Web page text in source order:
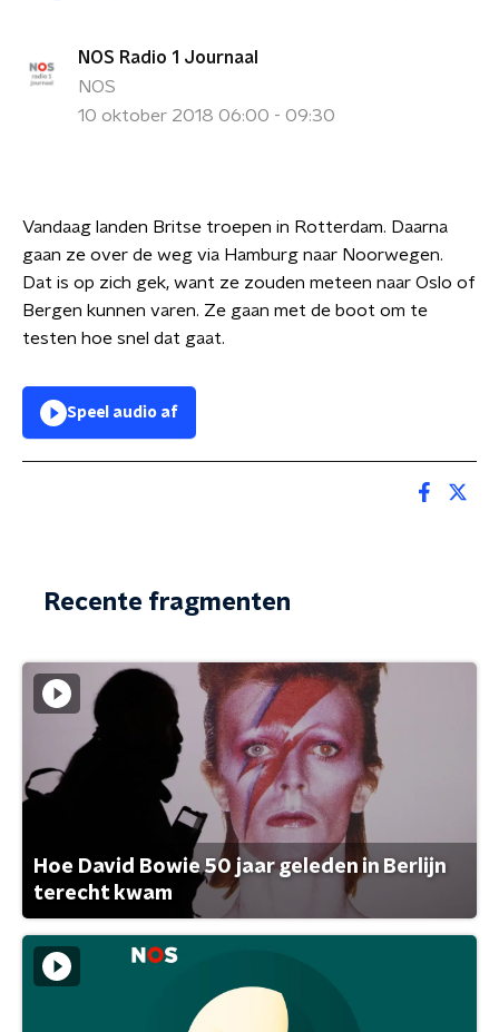
NOS Radio 1 Journaal
NOS
10 oktober 2018 06:00 - 09:30
Vandaag landen Britse troepen in Rotterdam. Daarna
gaan ze over de weg via Hamburg naar Noorwegen.
Dat is op zich gek, want ze zouden meteen naar Oslo of
Bergen kunnen varen. Ze gaan met de boot om te
testen hoe snel dat gaat.
Speel audio af
Recente fragmenten
Hoe David Bowie 50 jaar geleden in Berlijn
terecht kwam